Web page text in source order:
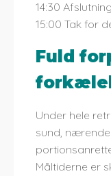
14:30
15:00 Tak for
Fuld
Under hele
sund,
Måltiderne er